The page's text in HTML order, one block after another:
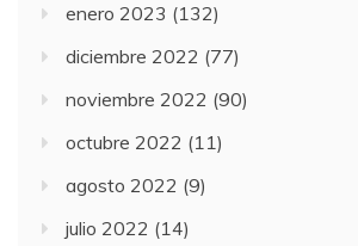
enero 2023 (132)
diciembre 2022 (77)
noviembre 2022 (90)
octubre 2022 (11)
agosto 2022 (9)
julio 2022 (14)